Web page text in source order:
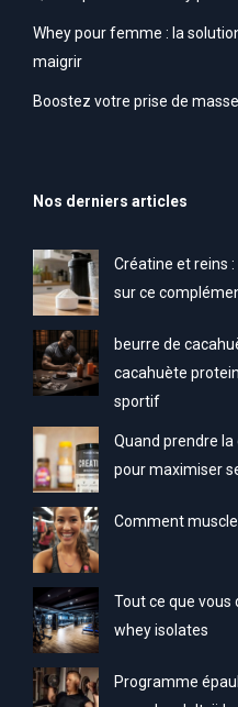
Whey pour femme : la
maigrir
Boostez votre prise de
Nos derniers articles
Créatine et reins
sur ce
beurre de
cacahuète
sportif
Quand prendre
pour maximiser
Comment
Tout ce que vous
whey isolates
Programme